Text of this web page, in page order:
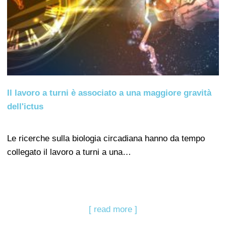
Il lavoro a turni è associato a una maggiore gravità
dell'ictus
Le ricerche sulla biologia circadiana hanno da tempo
collegato il lavoro a turni a una…
[ read more ]